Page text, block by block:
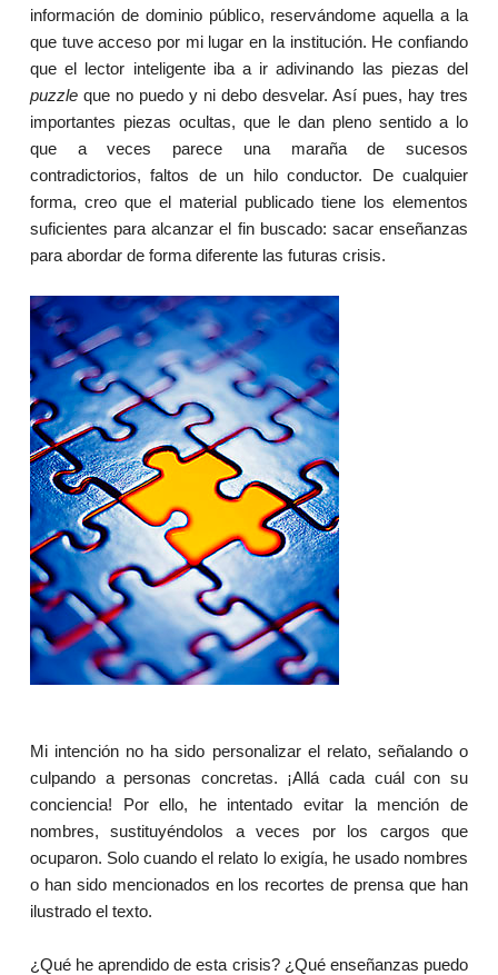
información de dominio público, reservándome aquella a la
que tuve acceso por mi lugar en la institución. He confiando
que el lector inteligente iba a ir adivinando las piezas del
puzzleque no puedo y ni debo desvelar. Así pues, hay tres
importantes piezas ocultas, que le dan pleno sentido a lo
que a veces parece una maraña de sucesos
contradictorios, faltos de un hilo conductor. De cualquier
forma, creo que el material publicado tiene los elementos
suficientes para alcanzar el fin buscado: sacar enseñanzas
para abordar de forma diferente las futuras crisis.
Mi intención no ha sido personalizar el relato, señalando o
culpando a personas concretas. ¡Allá cada cuál con su
conciencia! Por ello, he intentado evitar la mención de
nombres, sustituyéndolos a veces por los cargos que
ocuparon. Solo cuando el relato lo exigía, he usado nombres
o han sido mencionados en los recortes de prensa que han
ilustrado el texto.
¿Qué he aprendido de esta crisis? ¿Qué enseñanzas puedo